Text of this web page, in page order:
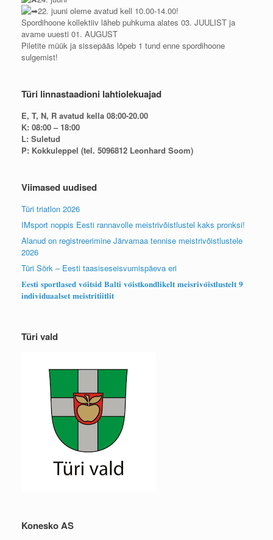
22. juuni oleme avatud kell 10.00-14.00!
Spordihoone kollektiiv läheb puhkuma alates 03. JUULIST ja
avame uuesti 01. AUGUST
Piletite müük ja sissepääs lõpeb 1 tund enne spordihoone
sulgemist!
Türi linnastaadioni lahtiolekuajad
E, T, N, R avatud kella 08:00-20.00
K: 08:00 – 18:00
L: Suletud
P: Kokkuleppel (tel. 5096812 Leonhard Soom)
Viimased uudised
Türi triatlon 2026
IMsport noppis Eesti rannavolle meistrivõistlustel kaks pronksi!
Alanud on registreerimine Järvamaa tennise meistrivõistlustele
2026
Türi Sörk – Eesti taasiseseisvumispäeva eri
𝐄𝐞𝐬𝐭𝐢 𝐬𝐩𝐨𝐫𝐭𝐥𝐚𝐬𝐞𝐝 𝐯𝐨̃𝐢𝐭𝐬𝐢𝐝 𝐁𝐚𝐥𝐭𝐢 𝐯𝐨̃𝐢𝐬𝐭𝐤𝐨𝐧𝐝𝐥𝐢𝐤𝐞𝐥𝐭 𝐦𝐞𝐢𝐬𝐫𝐢𝐯𝐨̃𝐢𝐬𝐭𝐥𝐮𝐬𝐭𝐞𝐥𝐭 𝟗
𝐢𝐧𝐝𝐢𝐯𝐢𝐝𝐮𝐚𝐚𝐥𝐬𝐞𝐭 𝐦𝐞𝐢𝐬𝐭𝐫𝐢𝐭𝐢𝐢𝐭𝐥𝐢𝐭
Türi vald
Konesko AS